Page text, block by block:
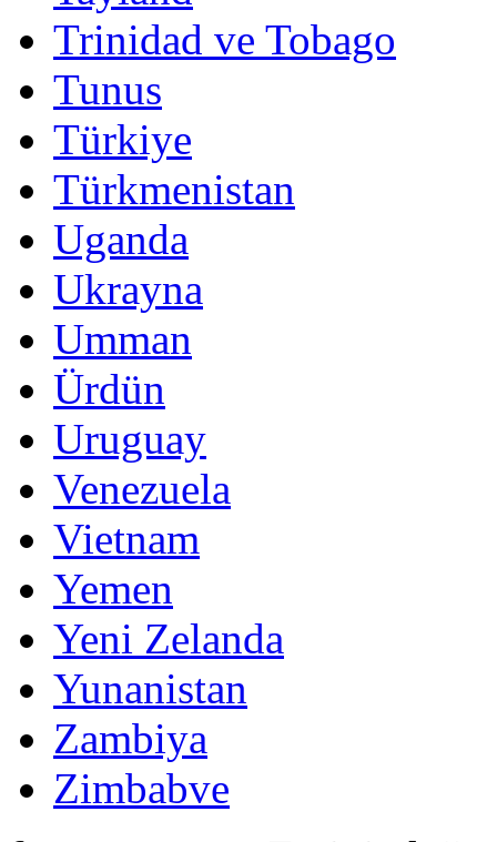
Trinidad ve Tobago
Tunus
Türkiye
Türkmenistan
Uganda
Ukrayna
Umman
Ürdün
Uruguay
Venezuela
Vietnam
Yemen
Yeni Zelanda
Yunanistan
Zambiya
Zimbabve